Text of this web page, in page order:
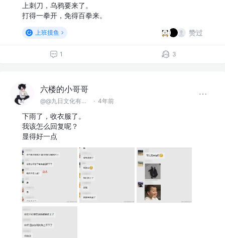
上刺刀，乌鸦要来了。
打得一拳开，免得百拳来。
上班摸鱼 赞过
1 3
六楼的小哥哥
@@九日文化有限 公司 · 4年前
下雨了，收衣服了。
我该怎么回复呢？
显得好一点